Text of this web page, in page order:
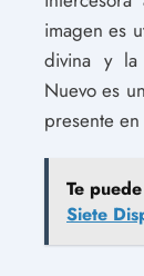
imagen es
divina y la
Nuevo es
presente
Te
Siete